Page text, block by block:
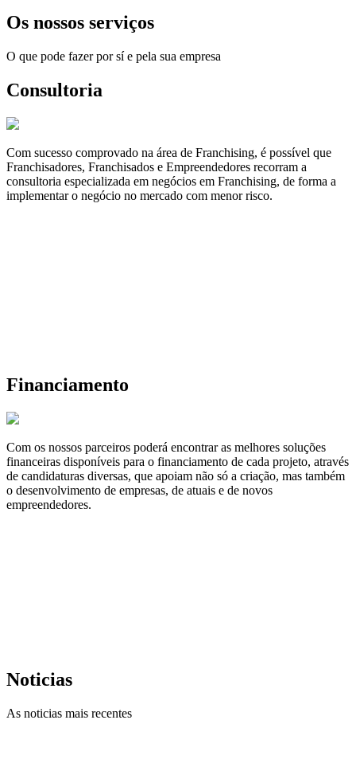
Os nossos serviços
O que pode fazer por sí e pela sua empresa
Consultoria
Com sucesso comprovado na área de Franchising, é possível que
Franchisadores, Franchisados e Empreendedores recorram a
consultoria especializada em negócios em Franchising, de forma a
implementar o negócio no mercado com menor risco.
Financiamento
Com os nossos parceiros poderá encontrar as melhores soluções
financeiras disponíveis para o financiamento de cada projeto, através
de candidaturas diversas, que apoiam não só a criação, mas também
o desenvolvimento de empresas, de atuais e de novos
empreendedores.
Noticias
As noticias mais recentes